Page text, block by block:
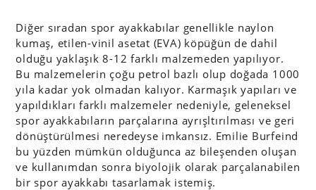
Diğer sıradan spor ayakkabılar genellikle naylon
kumaş, etilen-vinil asetat (EVA) köpüğün de dahil
olduğu yaklaşık 8-12 farklı malzemeden yapılıyor.
Bu malzemelerin çoğu petrol bazlı olup doğada 1000
yıla kadar yok olmadan kalıyor. Karmaşık yapıları ve
yapıldıkları farklı malzemeler nedeniyle, geleneksel
spor ayakkabıların parçalarına ayrışltırılması ve geri
dönüştürülmesi neredeyse imkansız. Emilie Burfeind
bu yüzden mümkün olduğunca az bileşenden oluşan
ve kullanımdan sonra biyolojik olarak parçalanabilen
bir spor ayakkabı tasarlamak istemiş.